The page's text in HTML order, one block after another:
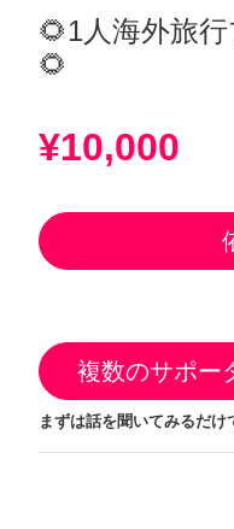
🌻1人海外旅
🌻
¥10,000
複数のサポー
まずは話を聞いてみるだけ